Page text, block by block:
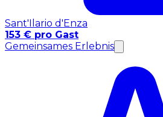
Sant'Ilario d'Enza
153 € pro Gast
Gemeinsames Erlebnis